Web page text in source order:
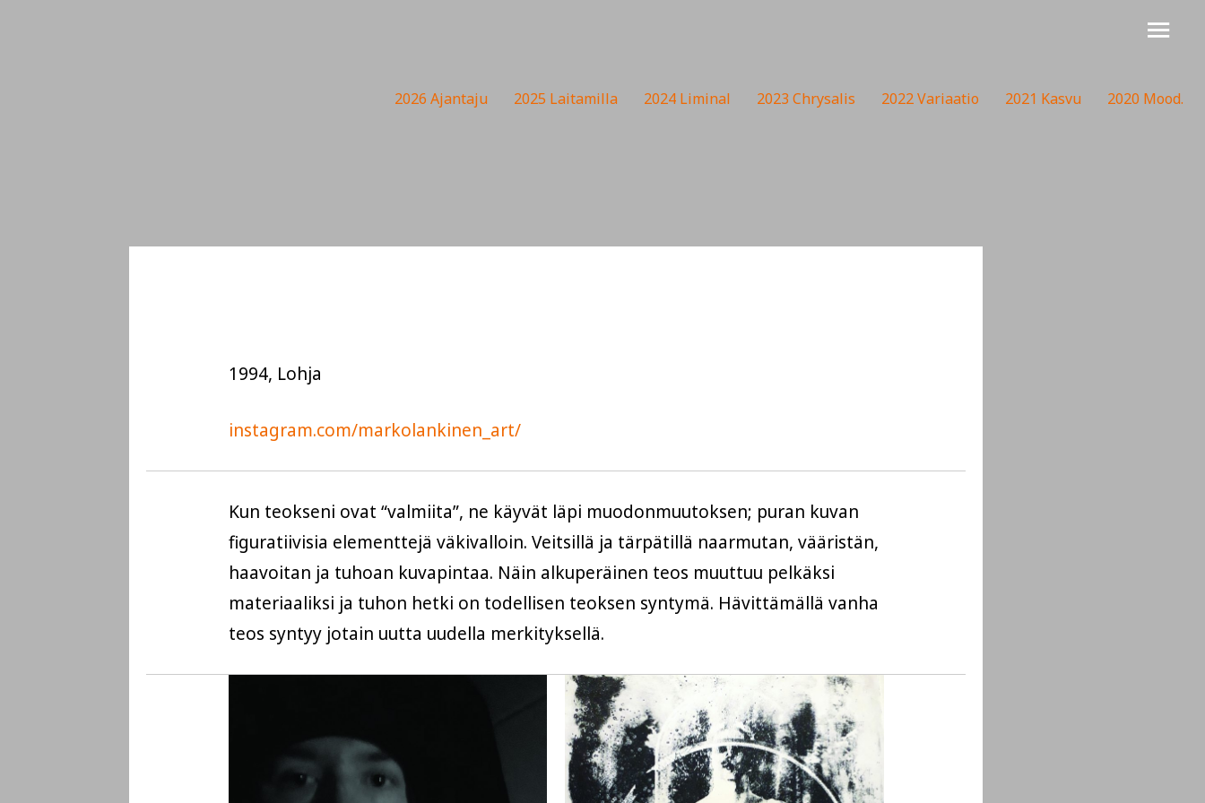
2026 Ajantaju 2025 Laitamilla 2024 Liminal 2023 Chrysalis 2022 Variaatio 2021 Kasvu 2020 Mood.
1994, Lohja
instagram.com/markolankinen_art/
Kun teokseni ovat “valmiita”, ne käyvät läpi muodonmuutoksen; puran kuvan
figuratiivisia elementtejä väkivalloin. Veitsillä ja tärpätillä naarmutan, vääristän,
haavoitan ja tuhoan kuvapintaa. Näin alkuperäinen teos muuttuu pelkäksi
materiaaliksi ja tuhon hetki on todellisen teoksen syntymä. Hävittämällä vanha
teos syntyy jotain uutta uudella merkityksellä.